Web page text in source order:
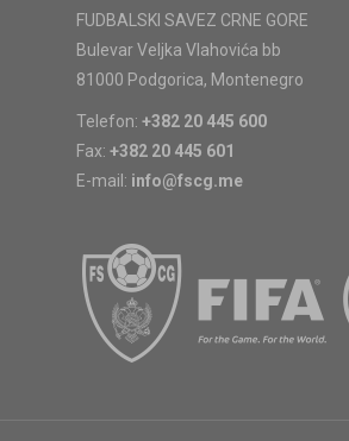
FUDBALSKI SAVEZ CRNE GORE
Bulevar Veljka Vlahovića bb
81000 Podgorica, Montenegro
Telefon: +382 20 445 600
Fax: +382 20 445 601
E-mail: info@fscg.me